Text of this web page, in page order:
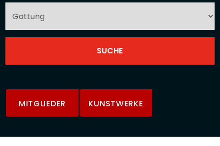
MITGLIEDER KUNSTWERKE